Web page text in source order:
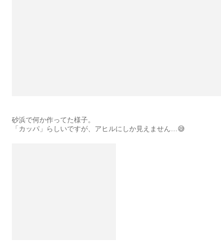
砂浜で何か作ってた様子。
「カッパ」らしいですが、アヒルにしか見えません…😅